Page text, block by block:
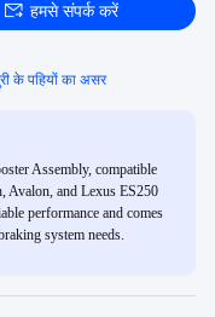
हमसे संपर्क करें
के पहियों का असर
Assembly, compatible
and Lexus ES250
performance and comes
system needs.